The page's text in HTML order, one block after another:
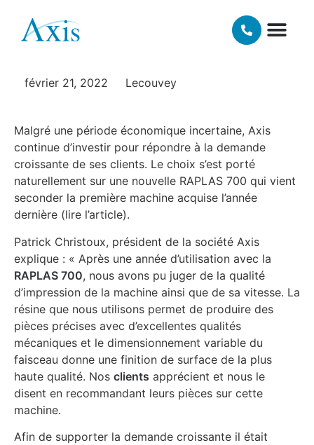
investissements avec
RAPLAS
février 21, 2022 Lecouvey
Malgré une période économique incertaine, Axis
continue d’investir pour répondre à la demande
croissante de ses clients. Le choix s’est porté
naturellement sur une nouvelle RAPLAS 700 qui vient
seconder la première machine acquise l’année
dernière (lire l’article).
Patrick Christoux, président de la société Axis
explique : « Après une année d’utilisation avec la
RAPLAS 700, nous avons pu juger de la qualité
d’impression de la machine ainsi que de sa vitesse. La
résine que nous utilisons permet de produire des
pièces précises avec d’excellentes qualités
mécaniques et le dimensionnement variable du
faisceau donne une finition de surface de la plus
haute qualité. Nos clients apprécient et nous le
disent en recommandant leurs pièces sur cette
machine.
Afin de supporter la demande croissante il était